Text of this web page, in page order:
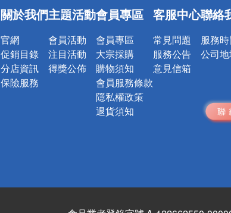
關於我們
官網
促銷目錄
分店資訊
保險服務
主題活動
會員活動
注目活動
得獎公佈
會員專區
會員專區
大宗採購
購物須知
會員服務條款
隱私權政策
退貨須知
客服中心
常見問題
服務公告
意見信箱
聯絡
服務時
公司地